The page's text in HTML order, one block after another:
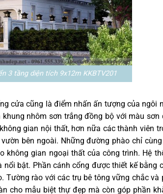
3 tầng diện tích 9x12m KKBTV201
cửa cũng là điểm nhấn ấn tượng của ngôi
nhôm sơn trắng đồng bộ với màu sơn
gian nội thất, hơn nữa các thành viên
bên ngoài. Những đường phào chỉ cùng
không gian ngoại thất của công trình. Hệ
bật. Phần cánh cổng được thiết kế bằng
Tường rào với các trụ bê tông vững chắc và
cho mẫu biệt thự đẹp mà còn góp phần